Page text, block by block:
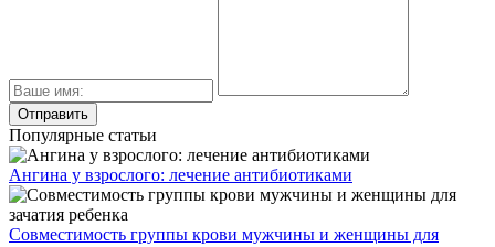
Популярные статьи
Ангина у взрослого: лечение антибиотиками
Совместимость группы крови мужчины и женщины для